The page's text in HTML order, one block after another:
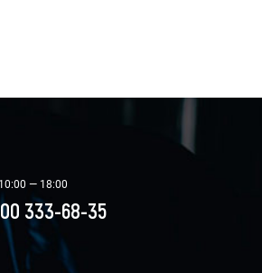
— 18:00
333-68-35